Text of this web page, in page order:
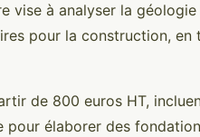
vise à analyser la
pour la construction, en
de 800 euros HT,
élaborer des